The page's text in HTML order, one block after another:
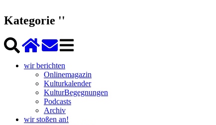
Kategorie ''
wir berichten
Onlinemagazin
Kulturkalender
KulturBegegnungen
Podcasts
Archiv
wir stoßen an!